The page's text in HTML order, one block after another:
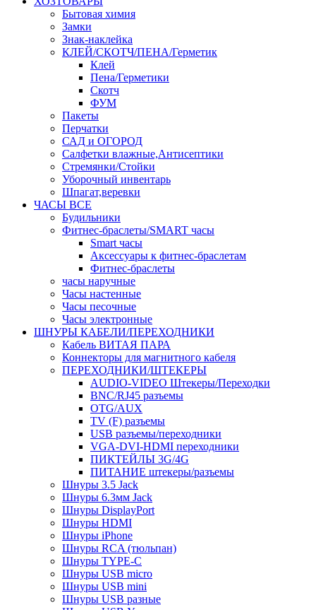
Бытовая химия
Замки
Знак-наклейка
КЛЕЙ/СКОТЧ/ПЕНА/Герметик
Клей
Пена/Герметики
Скотч
ФУМ
Пакеты
Перчатки
САД и ОГОРОД
Салфетки влажные,Антисептики
Стремянки/Стойки
Уборочный инвентарь
Шпагат,веревки
ЧАСЫ ВСЕ
Будильники
Фитнес-браслеты/SMART часы
Smart часы
Аксессуары к фитнес-браслетам
Фитнес-браслеты
часы наручные
Часы настенные
Часы песочные
Часы электронные
ШНУРЫ КАБЕЛИ/ПЕРЕХОДНИКИ
Кабель ВИТАЯ ПАРА
Коннекторы для магнитного кабеля
ПЕРЕХОДНИКИ/ШТЕКЕРЫ
AUDIO-VIDEO Штекеры/Переходки
BNC/RJ45 разъемы
OTG/AUX
TV (F) разъемы
USB разъемы/переходники
VGA-DVI-HDMI переходники
ПИКТЕЙЛЫ 3G/4G
ПИТАНИЕ штекеры/разъемы
Шнуры 3.5 Jack
Шнуры 6.3мм Jack
Шнуры DisplayPort
Шнуры HDMI
Шнуры iPhone
Шнуры RCA (тюльпан)
Шнуры TYPE-C
Шнуры USB micro
Шнуры USB mini
Шнуры USB разные